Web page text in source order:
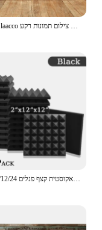
TOUO אקוסטית קצף פנלים 6/12/24 Pcs לרעש קצף קיר פנלים סטודיו בידוד מרעש על קיר KTV חדר קול הוכחת קצף